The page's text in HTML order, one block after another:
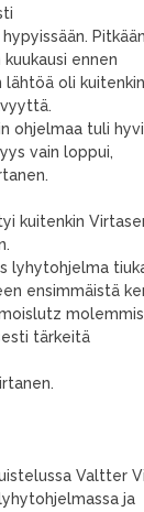
ennen
lähtöä oli
ohjelmaa tuli
vain loppui,
kuitenkin
lyhytohjelma
ensimmäistä
tärkeitä
Valtter
ja